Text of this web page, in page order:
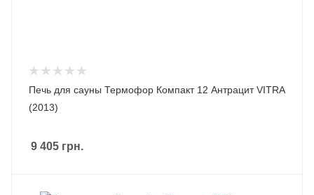
Печь для сауны Термофор Компакт 12 Антрацит VITRA
(2013)
9 405 грн.